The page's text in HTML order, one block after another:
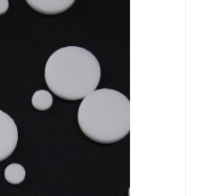
免疫亲和柱
SPE填料
过滤器/滤膜
SPE配件
96孔板